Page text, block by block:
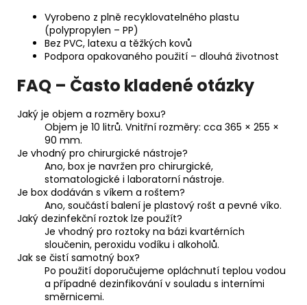
Vyrobeno z plně recyklovatelného plastu
(polypropylen – PP)
Bez PVC, latexu a těžkých kovů
Podpora opakovaného použití – dlouhá životnost
FAQ – Často kladené otázky
Jaký je objem a rozměry boxu?
Objem je 10 litrů. Vnitřní rozměry: cca 365 × 255 ×
90 mm.
Je vhodný pro chirurgické nástroje?
Ano, box je navržen pro chirurgické,
stomatologické i laboratorní nástroje.
Je box dodáván s víkem a roštem?
Ano, součástí balení je plastový rošt a pevné víko.
Jaký dezinfekční roztok lze použít?
Je vhodný pro roztoky na bázi kvartérních
sloučenin, peroxidu vodíku i alkoholů.
Jak se čistí samotný box?
Po použití doporučujeme opláchnutí teplou vodou
a případné dezinfikování v souladu s interními
směrnicemi.